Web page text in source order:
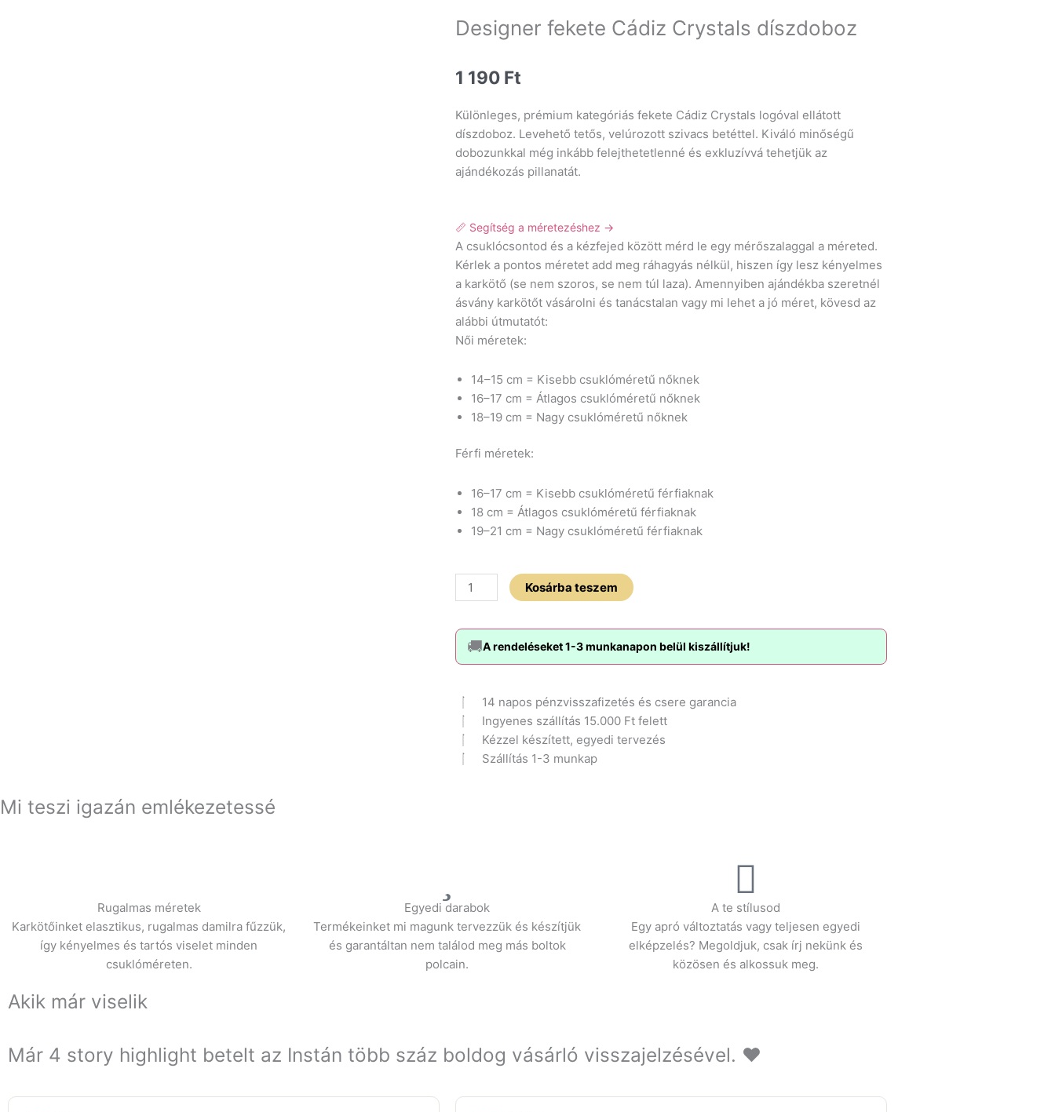
Designer fekete Cádiz Crystals díszdoboz
1 190 Ft
Különleges, prémium kategóriás fekete Cádiz Crystals logóval ellátott
díszdoboz. Levehető tetős, velúrozott szivacs betéttel. Kiváló minőségű
dobozunkkal még inkább felejthetetlenné és exkluzívvá tehetjük az
ajándékozás pillanatát.
📏 Segítség a méretezéshez →
A csuklócsontod és a kézfejed között mérd le egy mérőszalaggal a méreted.
Kérlek a pontos méretet add meg ráhagyás nélkül, hiszen így lesz kényelmes
a karkötő (se nem szoros, se nem túl laza). Amennyiben ajándékba szeretnél
ásvány karkötőt vásárolni és tanácstalan vagy mi lehet a jó méret, kövesd az
alábbi útmutatót:
Női méretek:
14–15 cm = Kisebb csuklóméretű nőknek
16–17 cm = Átlagos csuklóméretű nőknek
18–19 cm = Nagy csuklóméretű nőknek
Férfi méretek:
16–17 cm = Kisebb csuklóméretű férfiaknak
18 cm = Átlagos csuklóméretű férfiaknak
19–21 cm = Nagy csuklóméretű férfiaknak
Designer
fekete
Crystals
díszdoboz
Kosárba teszem
🚚A rendeléseket 1-3 munkanapon belül kiszállítjuk!
14 napos pénzvisszafizetés és csere garancia
Ingyenes szállítás 15.000 Ft felett
Kézzel készített, egyedi tervezés
Szállítás 1-3 munkap
Mi teszi igazán emlékezetessé
Rugalmas méretek
Karkötőinket elasztikus, rugalmas damilra fűzzük,
így kényelmes és tartós viselet minden
csuklóméreten.
Egyedi darabok
Termékeinket mi magunk tervezzük és készítjük
és garantáltan nem találod meg más boltok
polcain.
A te stílusod
Egy apró változtatás vagy teljesen egyedi
elképzelés? Megoldjuk, csak írj nekünk és
közösen és alkossuk meg.
Akik már viselik
Már 4 story highlight betelt az Instán több száz boldog vásárló visszajelzésével. ❤️